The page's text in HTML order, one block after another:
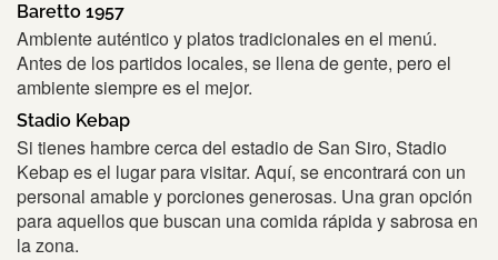
Baretto 1957
Ambiente auténtico y platos tradicionales en el menú.
Antes de los partidos locales, se llena de gente, pero el
ambiente siempre es el mejor.
Stadio Kebap
Si tienes hambre cerca del estadio de San Siro, Stadio
Kebap es el lugar para visitar. Aquí, se encontrará con un
personal amable y porciones generosas. Una gran opción
para aquellos que buscan una comida rápida y sabrosa en
la zona.